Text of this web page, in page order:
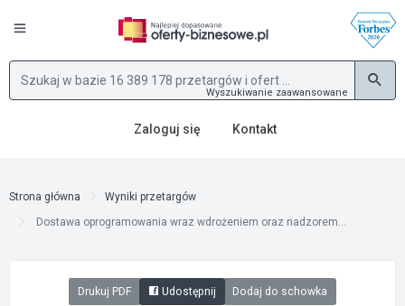
Wyszukiwanie zaawansowane
Zaloguj się Kontakt
Strona główna
Wyniki przetargów
Dostawa oprogramowania wraz wdrożeniem oraz nadzorem...
Drukuj PDF Udostępnij Dodaj do schowka